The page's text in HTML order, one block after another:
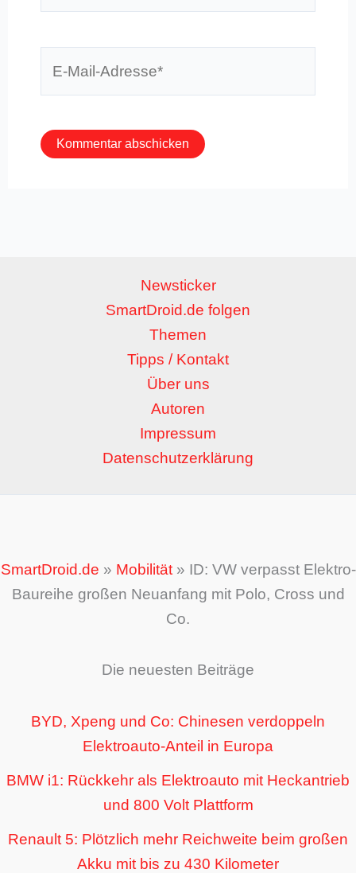
Newsticker
SmartDroid.de folgen
Themen
Tipps / Kontakt
Über uns
Autoren
Impressum
Datenschutzerklärung
SmartDroid.de » Mobilität» ID: VW verpasst Elektro-
Baureihe großen Neuanfang mit Polo, Cross und
Co.
Die neuesten Beiträge
BYD, Xpeng und Co: Chinesen verdoppeln
Elektroauto-Anteil in Europa
BMW i1: Rückkehr als Elektroauto mit Heckantrieb
und 800 Volt Plattform
Renault 5: Plötzlich mehr Reichweite beim großen
Akku mit bis zu 430 Kilometer